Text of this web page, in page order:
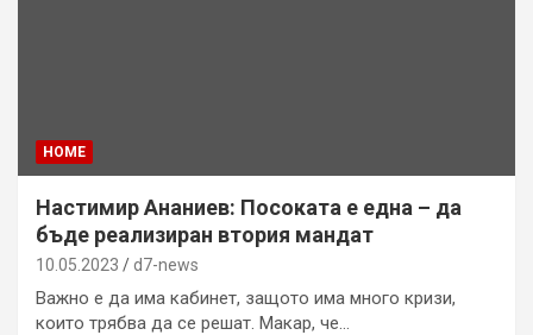
HOME
Настимир Ананиев: Посоката е една – да
бъде реализиран втория мандат
10.05.2023 d7-news
Важно е да има кабинет, защото има много кризи,
които трябва да се решат. Макар, че…